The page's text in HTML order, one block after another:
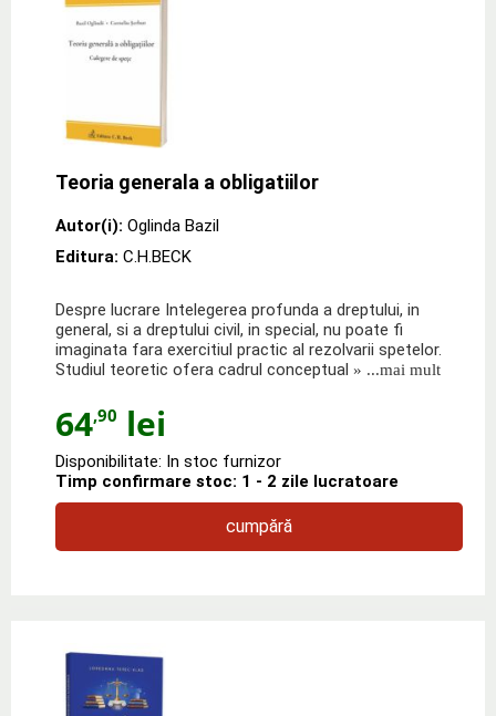
Teoria generala a obligatiilor
Autor(i): Oglinda Bazil
Editura: C.H.BECK
Despre lucrare Intelegerea profunda a dreptului, in
general, si a dreptului civil, in special, nu poate fi
imaginata fara exercitiul practic al rezolvarii spetelor.
Studiul teoretic ofera cadrul conceptual » ...mai mult
64,90 lei
Disponibilitate: In stoc furnizor
Timp confirmare stoc: 1 - 2 zile lucratoare
cumpără